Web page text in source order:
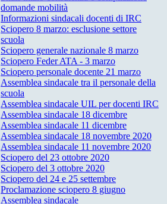
domande mobilità
Informazioni sindacali docenti di IRC
Sciopero 8 marzo: esclusione settore
scuola
Sciopero generale nazionale 8 marzo
Sciopero Feder ATA - 3 marzo
Sciopero personale docente 21 marzo
Assemblea sindacale tra il personale della
scuola
Assemblea sindacale UIL per docenti IRC
Assemblea sindacale 18 dicembre
Assemblea sindacale 11 dicembre
Assemblea sindacale 18 novembre 2020
Assemblea sindacale 11 novembre 2020
Sciopero del 23 ottobre 2020
Sciopero del 3 ottobre 2020
Sciopero del 24 e 25 settembre
Proclamazione sciopero 8 giugno
Assemblea sindacale